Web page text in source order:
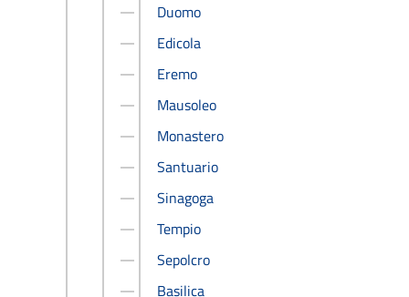
Duomo
Edicola
Eremo
Mausoleo
Monastero
Santuario
Sinagoga
Tempio
Sepolcro
Basilica